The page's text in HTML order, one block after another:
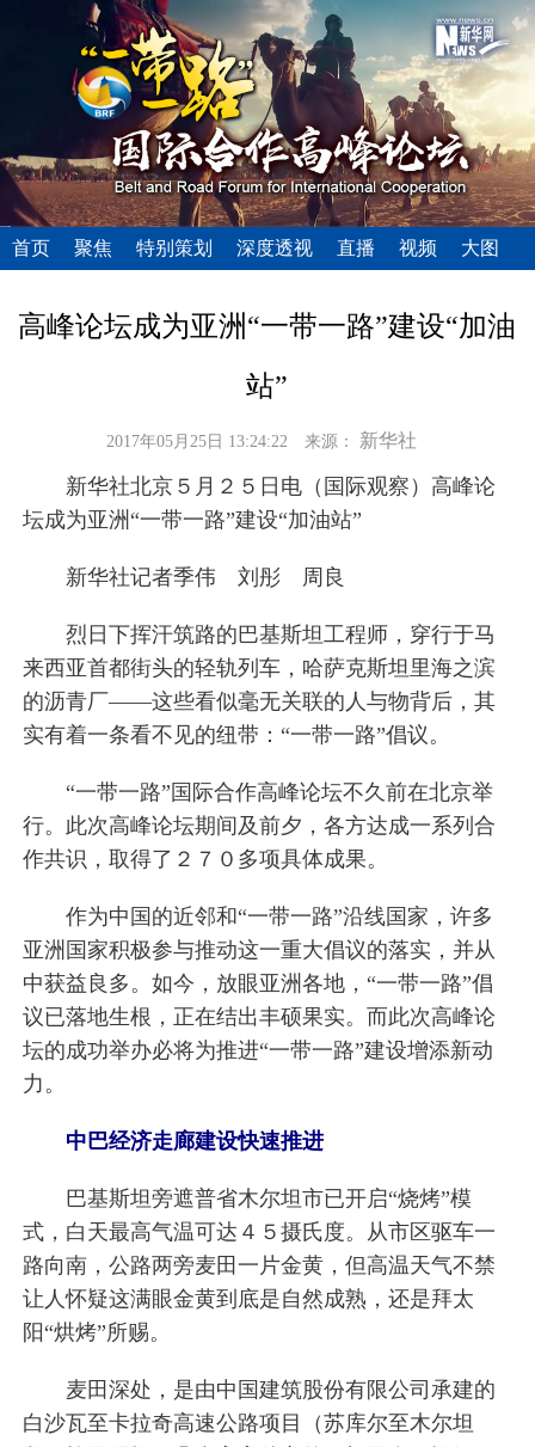
首页 聚焦 特别策划 深度透视 直播 视频 大图
高峰论坛成为亚洲“一带一路”建设“加油
站”
2017年05月25日 13:24:22 来源： 新华社
新华社北京５月２５日电（国际观察）高峰论
坛成为亚洲“一带一路”建设“加油站”
新华社记者季伟 刘彤 周良
烈日下挥汗筑路的巴基斯坦工程师，穿行于马
来西亚首都街头的轻轨列车，哈萨克斯坦里海之滨
的沥青厂——这些看似毫无关联的人与物背后，其
实有着一条看不见的纽带：“一带一路”倡议。
“一带一路”国际合作高峰论坛不久前在北京举
行。此次高峰论坛期间及前夕，各方达成一系列合
作共识，取得了２７０多项具体成果。
作为中国的近邻和“一带一路”沿线国家，许多
亚洲国家积极参与推动这一重大倡议的落实，并从
中获益良多。如今，放眼亚洲各地，“一带一路”倡
议已落地生根，正在结出丰硕果实。而此次高峰论
坛的成功举办必将为推进“一带一路”建设增添新动
力。
中巴经济走廊建设快速推进
巴基斯坦旁遮普省木尔坦市已开启“烧烤”模
式，白天最高气温可达４５摄氏度。从市区驱车一
路向南，公路两旁麦田一片金黄，但高温天气不禁
让人怀疑这满眼金黄到底是自然成熟，还是拜太
阳“烘烤”所赐。
麦田深处，是由中国建筑股份有限公司承建的
白沙瓦至卡拉奇高速公路项目（苏库尔至木尔坦